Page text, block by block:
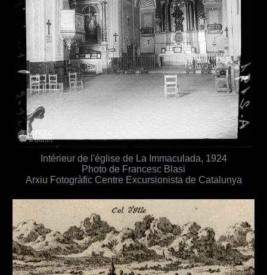
Intérieur de l'église de La Immaculada, 1924
Photo de Francesc Blasi
Arxiu Fotogràfic Centre Excursionista de Catalunya